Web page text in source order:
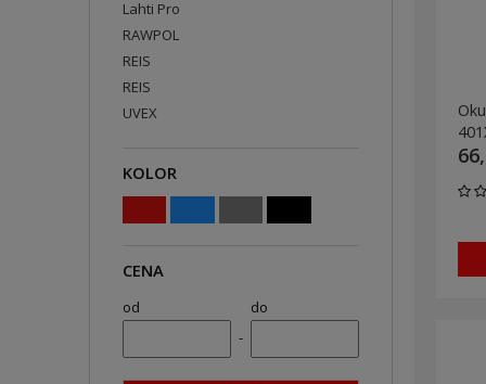
Lahti Pro
RAWPOL
REIS
REIS
UVEX
KOLOR
CENA
od
-
do